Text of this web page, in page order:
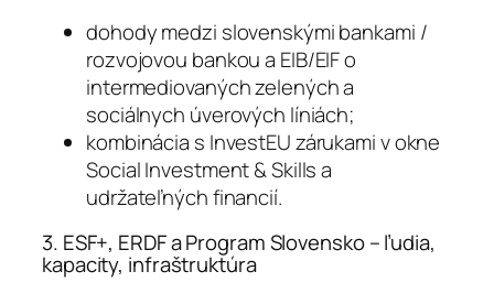
dohody medzi slovenskými bankami /
rozvojovou bankou a EIB/EIF o
intermediovaných zelených a
sociálnych úverových líniách;
kombinácia s InvestEU zárukami v okne
Social Investment & Skills a
udržateľných financií.
3. ESF+, ERDF a Program Slovensko – ľudia,
kapacity, infraštruktúra